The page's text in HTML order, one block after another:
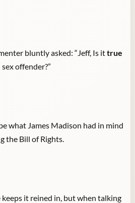
bluntly asked: “Jeff, Is ittrue
offender?”
what James Madison had in mind
the Bill of Rights.
keeps it reined in, but when talking